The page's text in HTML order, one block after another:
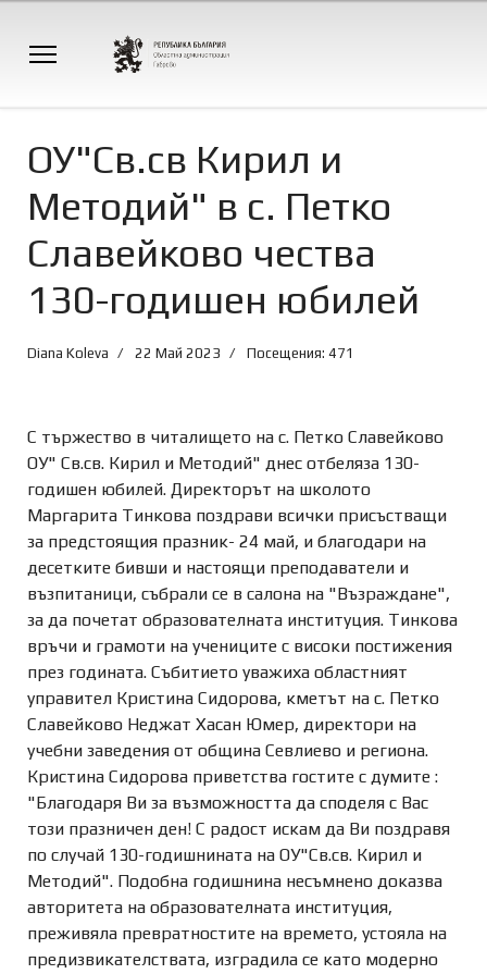
ОУ"Св.св Кирил и
Методий" в с. Петко
Славейково чества
130-годишен юбилей
Diana Koleva 22 Май 2023 Посещения: 471
С тържество в читалището на с. Петко Славейково
ОУ" Св.св. Кирил и Методий" днес отбеляза 130-
годишен юбилей. Директорът на школото
Маргарита Тинкова поздрави всички присъстващи
за предстоящия празник- 24 май, и благодари на
десетките бивши и настоящи преподаватели и
възпитаници, събрали се в салона на "Възраждане",
за да почетат образователната институция. Тинкова
връчи и грамоти на учениците с високи постижения
през годината. Събитието уважиха областният
управител Кристина Сидорова, кметът на с. Петко
Славейково Неджат Хасан Юмер, директори на
учебни заведения от община Севлиево и региона.
Кристина Сидорова приветства гостите с думите :
"Благодаря Ви за възможността да споделя с Вас
този празничен ден! С радост искам да Ви поздравя
по случай 130-годишнината на ОУ"Св.св. Кирил и
Методий". Подобна годишнина несъмнено доказва
авторитета на образователната институция,
преживяла превратностите на времето, устояла на
предизвикателствата, изградила се като модерно